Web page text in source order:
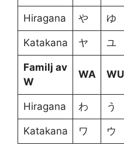
Hiragana や ゆ
Katakana ヤ ユ
Familj av
W
WA WU
Hiragana わ う
Katakana ワ ウ